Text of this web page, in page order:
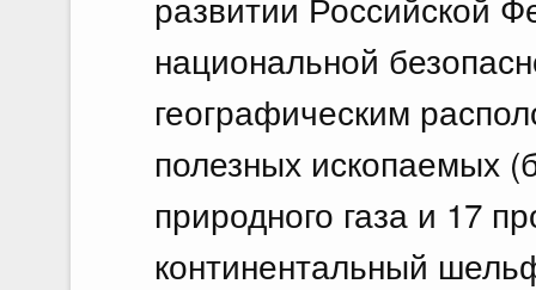
национальной
географическим
полезных ископаемых
природного газа и 17
континентальный